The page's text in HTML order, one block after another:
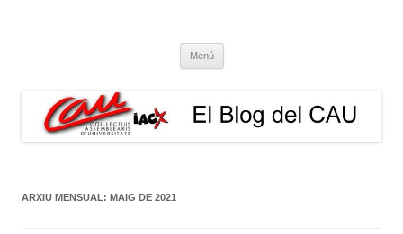
Menú
ARXIU MENSUAL: MAIG DE 2021